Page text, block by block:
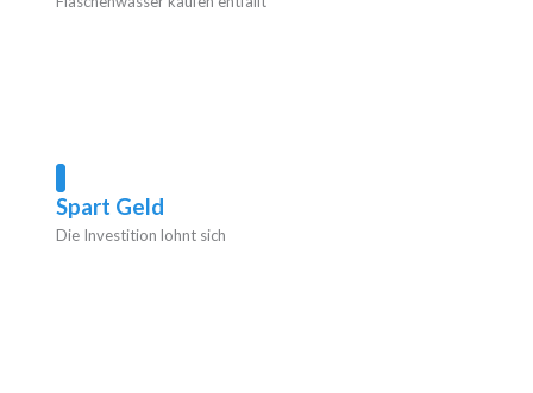
Spart Geld
Die Investition lohnt sich